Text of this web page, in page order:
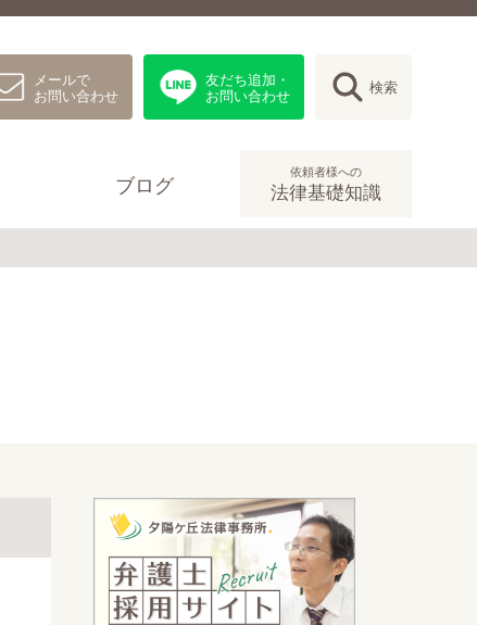
メールで
お問い合わせ
友だち追加・
お問い合わせ 検索
ブログ 依頼者様への
法律基礎知識